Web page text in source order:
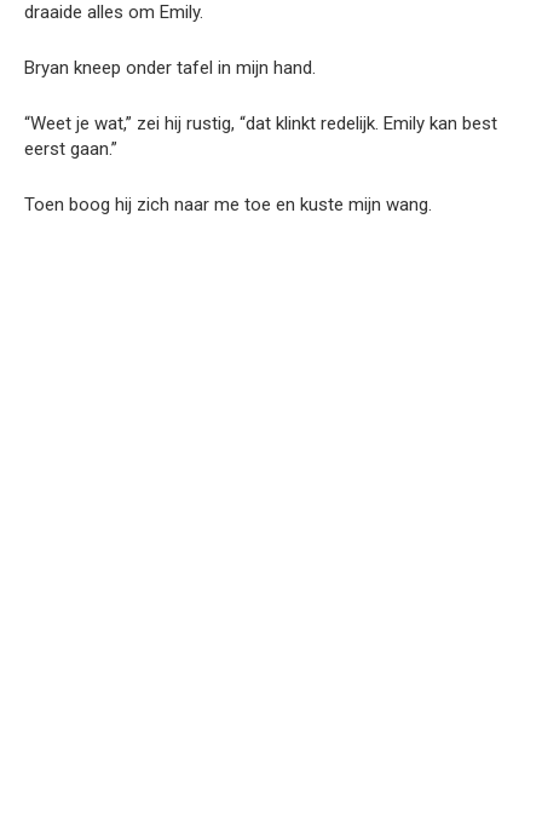
draaide alles om Emily.
Bryan kneep onder tafel in mijn hand.
“Weet je wat,” zei hij rustig, “dat klinkt redelijk. Emily kan best
eerst gaan.”
Toen boog hij zich naar me toe en kuste mijn wang.